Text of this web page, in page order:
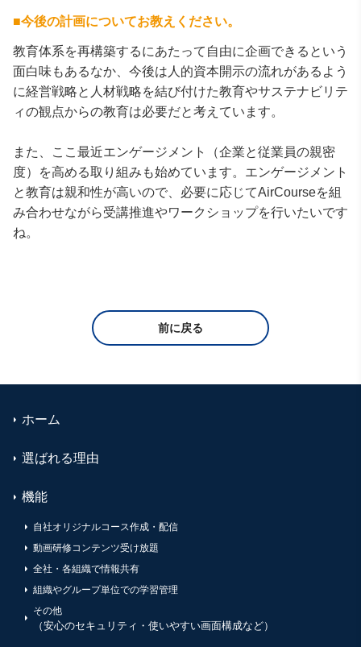
■今後の計画についてお教えください。
教育体系を再構築するにあたって自由に企画できるという
面白味もあるなか、今後は人的資本開示の流れがあるよう
に経営戦略と人材戦略を結び付けた教育やサステナビリテ
ィの観点からの教育は必要だと考えています。
また、ここ最近エンゲージメント（企業と従業員の親密
度）を高める取り組みも始めています。エンゲージメント
と教育は親和性が高いので、必要に応じてAirCourseを組
み合わせながら受講推進やワークショップを行いたいです
ね。
前に戻る
ホーム
選ばれる理由
機能
自社オリジナルコース作成・配信
動画研修コンテンツ受け放題
全社・各組織で情報共有
組織やグループ単位での学習管理
その他
（安心のセキュリティ・使いやすい画面構成など）